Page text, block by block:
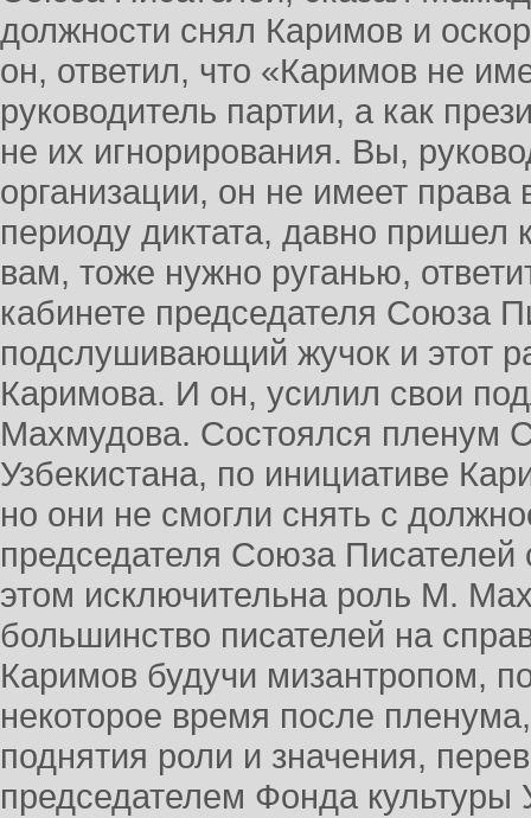
должности снял Каримов и
он, ответил, что «Каримов не
руководитель партии, а как
не их игнорирования. Вы,
организации, он не имеет
периоду диктата, давно пришел
вам, тоже нужно руганью,
кабинете председателя Союза
подслушивающий жучок и этот
Каримова. И он, усилил свои
Махмудова. Состоялся пленум
Узбекистана, по инициативе
но они не смогли снять с
председателя Союза Писателей
этом исключительна роль М.
большинство писателей на
Каримов будучи мизантропом,
некоторое время после
поднятия роли и значения,
председателем Фонда культуры